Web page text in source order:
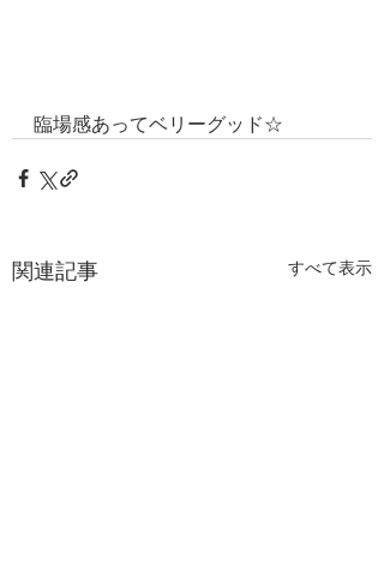
臨場感あってベリーグッド☆
関連記事 すべて表示